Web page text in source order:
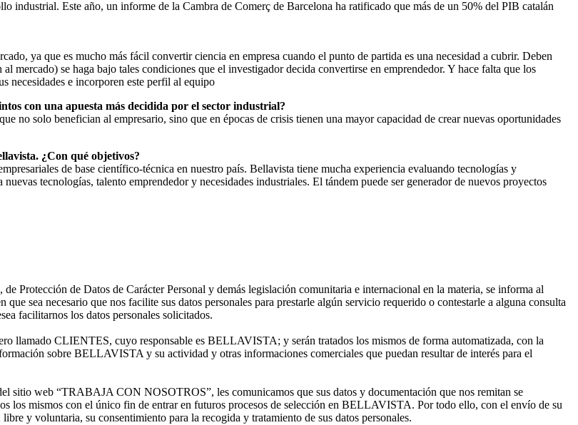
industrial. Este año, un informe de la Cambra de Comerç de Barcelona ha ratificado que más de un 50% del PIB catalán
ya que es mucho más fácil convertir ciencia en empresa cuando el punto de partida es una necesidad a cubrir. Deben
mercado) se haga bajo tales condiciones que el investigador decida convertirse en emprendedor. Y hace falta que los
necesidades e incorporen este perfil al equipo
con una apuesta más decidida por el sector industrial?
no solo benefician al empresario, sino que en épocas de crisis tienen una mayor capacidad de crear nuevas oportunidades
¿Con qué objetivos?
de base científico-técnica en nuestro país. Bellavista tiene mucha experiencia evaluando tecnologías y
tecnologías, talento emprendedor y necesidades industriales. El tándem puede ser generador de nuevos proyectos
Protección de Datos de Carácter Personal y demás legislación comunitaria e internacional en la materia, se informa al
necesario que nos facilite sus datos personales para prestarle algún servicio requerido o contestarle a alguna consulta
facilitarnos los datos personales solicitados.
CLIENTES, cuyo responsable es BELLAVISTA; y serán tratados los mismos de forma automatizada, con la
sobre BELLAVISTA y su actividad y otras informaciones comerciales que puedan resultar de interés para el
sitio web “TRABAJA CON NOSOTROS”, les comunicamos que sus datos y documentación que nos remitan se
los mismos con el único fin de entrar en futuros procesos de selección en BELLAVISTA. Por todo ello, con el envío de su
y voluntaria, su consentimiento para la recogida y tratamiento de sus datos personales.